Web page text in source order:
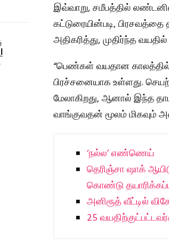
இவ்வாறு, சமீபத்தில்
கட்டுரையின்படி,
அதிகரித்து, முதிர்ந்த வயதில்
“பெண்கள் வயதான காலத்தில்
பிரச்சனையாக உள்ளது.
மேலாகிறது, ஆனால் இந்த
வாங்குவதன் மூலம் மிகவும்
‘நல்ல’ எண்ணெய்
தெரிஞ்சா ஷாக்
கொண்டு
அனிரூத் வீட்டில்
25